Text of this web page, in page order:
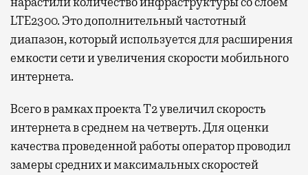
LTE2300. Это дополнительный частотный
диапазон, который используется для расширения
емкости сети и увеличения скорости мобильного
интернета.
Всего в рамках проекта Т2 увеличил скорость
интернета в среднем на четверть. Для оценки
качества проведенной работы оператор проводил
замеры средних и максимальных скоростей